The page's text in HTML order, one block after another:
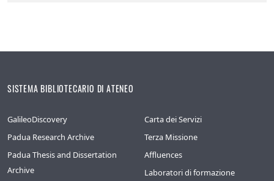
SISTEMA BIBLIOTECARIO DI ATENEO
GalileoDiscovery
Padua Research Archive
Padua Thesis and Dissertation
Archive
Carta dei Servizi
Terza Missione
Affluences
Laboratori di formazione